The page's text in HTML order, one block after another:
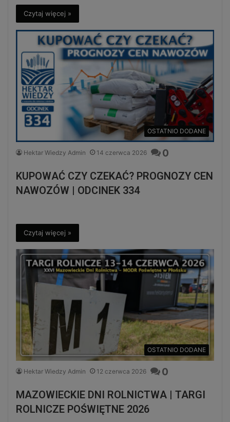
Czytaj więcej »
OSTATNIO DODANE
Hektar Wiedzy Admin 14 czerwca 2026 0
KUPOWAĆ CZY CZEKAĆ? PROGNOZY CEN
NAWOZÓW | ODCINEK 334
Czytaj więcej »
OSTATNIO DODANE
Hektar Wiedzy Admin 12 czerwca 2026 0
MAZOWIECKIE DNI ROLNICTWA | TARGI
ROLNICZE POŚWIĘTNE 2026